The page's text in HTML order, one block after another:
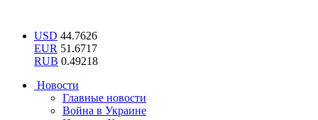
USD 44.7626
EUR 51.6717
RUB 0.49218
Новости
Главные новости
Война в Украине